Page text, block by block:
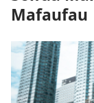
Mafaufau